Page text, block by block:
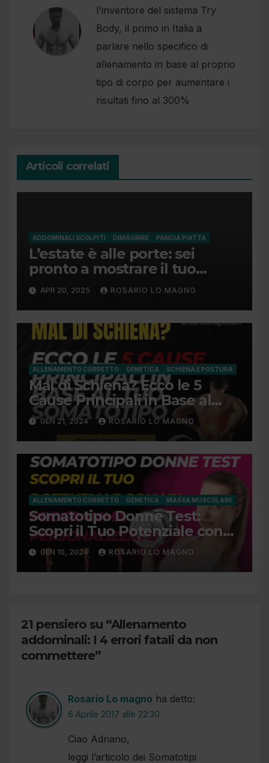
l'inventore del sistema Try
Body, il primo in Italia a
parlare nello specifico di
allenamento in base al proprio
tipo di corpo per aumentare i
risultati fino al 300%
Articoli correlati
ADDOMINALI SCOLPITI DIMAGRIRE PANCIA PIATTA
L’estate è alle porte: sei
pronto a mostrare il tuo
addome piatto?
APR 20, 2025 ROSARIO LO MAGNO
ALLENAMENTO CORRETTO GENETICA SCHIENA E POSTURA
Mal di Schiena? Ecco le 5
Cause Principali in Base al
Tuo Somatotipo e Come
Risolvere
GEN 21, 2024 ROSARIO LO MAGNO
ALLENAMENTO CORRETTO GENETICA MASSA MUSCOLARE
Somatotipo Donne Test:
Scopri il Tuo Potenziale con
un Programma
Personalizzato
GEN 10, 2024 ROSARIO LO MAGNO
21 pensiero su “Allenamento
addominali: I 4 errori fatali da non
commettere”
Rosario Lo magno ha detto:
6 Aprile 2017 alle 22:30
Ciao Adriano,
leggi l’articolo dei Somatotipi